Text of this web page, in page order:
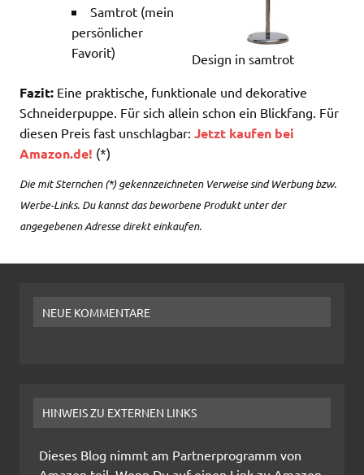
Design in samtrot
Samtrot (mein
persönlicher
Favorit)
Fazit: Eine praktische, funktionale und dekorative
Schneiderpuppe. Für sich allein schon ein Blickfang. Für
diesen Preis fast unschlagbar: Jetzt kaufen bei
Amazon.de! (*)
Die mit Sternchen (*) gekennzeichneten Verweise sind Werbung bzw.
Werbe-Links. Du kannst das beworbene Produkt unter der
angegebenen Adresse direkt einkaufen.
NEUE KOMMENTARE
HINWEIS ZU EXTERNEN LINKS
Dieses Blog nimmt am Partnerprogramm von